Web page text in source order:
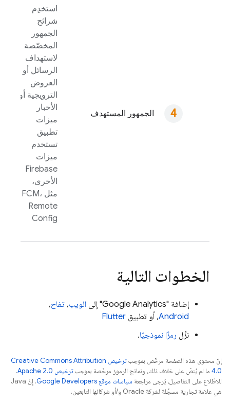
الجمهور المستهدف‬‏‫
استخدِم
شرائح
الجمهور
المخصّصة
لاستهداف
الرسائل أو
العروض
الترويجية أو
الأخبار
ميزات
تطبيق
تستخدم
ميزات
Firebase
الأخرى،
مثل FCM،
Remote
Config
الخطوات التالية
إضافة "Google Analytics" إلى الويب، تفاح،
Android، أو تطبيق Flutter
نزِّل رمزًا نموذجيًا.
إنّ محتوى هذه الصفحة مرخّص بموجب
ترخيص Creative Commons Attribution
4.0‏ ما لم يُنصّ على خلاف ذلك، ونماذج الرموز مرخّصة بموجبترخيص Apache 2.0‏
.
للاطّلاع على التفاصيل، يُرجى مراجعة سياسات موقع Google Developers‏
. إنّ Java
هي علامة تجارية مسجَّلة لشركة Oracle و/أو شركائها التابعين.